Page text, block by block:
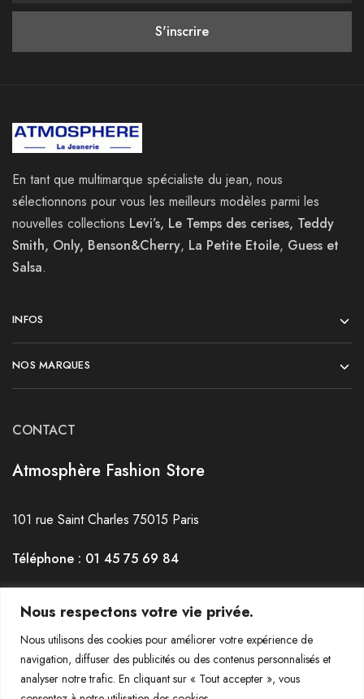
Nous respectons votre vie privée.
Nous utilisons des cookies pour améliorer votre expérience de
navigation, diffuser des publicités ou des contenus personnalisés et
analyser notre trafic. En cliquant sur « Tout accepter », vous
En tant que multimarque spécialiste du jean, nous
sélectionnons pour vous les meilleurs modèles parmi les
nouvelles collections Levi’s, Le Temps des cerises, Teddy
Smith, Only, Benson&Cherry, La Petite Etoile, Guess et
Salsa.
INFOS
NOS MARQUES
CONTACT
Atmosphère Fashion Store
101 rue Saint Charles 75015 Paris
Téléphone : 01 45 75 69 84
Horaires : du mardi au Samedi de 12h30 à 19h30